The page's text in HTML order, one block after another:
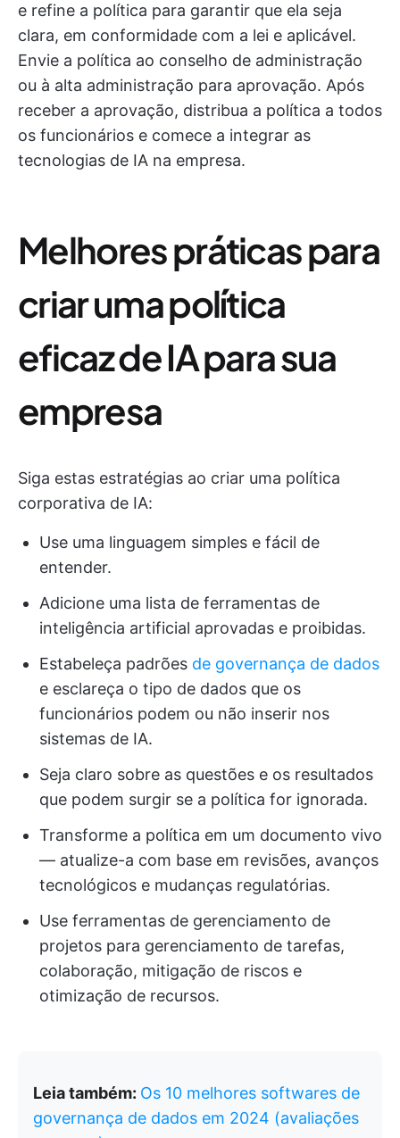
e refine a política para garantir que ela seja
clara, em conformidade com a lei e aplicável.
Envie a política ao conselho de administração
ou à alta administração para aprovação. Após
receber a aprovação, distribua a política a todos
os funcionários e comece a integrar as
tecnologias de IA na empresa.
Melhores práticas para
criar uma política
eficaz de IA para sua
empresa
Siga estas estratégias ao criar uma política
corporativa de IA:
Use uma linguagem simples e fácil de
entender.
Adicione uma lista de ferramentas de
inteligência artificial aprovadas e proibidas.
Estabeleça padrões de governança de dados
e esclareça o tipo de dados que os
funcionários podem ou não inserir nos
sistemas de IA.
Seja claro sobre as questões e os resultados
que podem surgir se a política for ignorada.
Transforme a política em um documento vivo
— atualize-a com base em revisões, avanços
tecnológicos e mudanças regulatórias.
Use ferramentas de gerenciamento de
projetos para gerenciamento de tarefas,
colaboração, mitigação de riscos e
otimização de recursos.
Leia também: Os 10 melhores softwares de
governança de dados em 2024 (avaliações